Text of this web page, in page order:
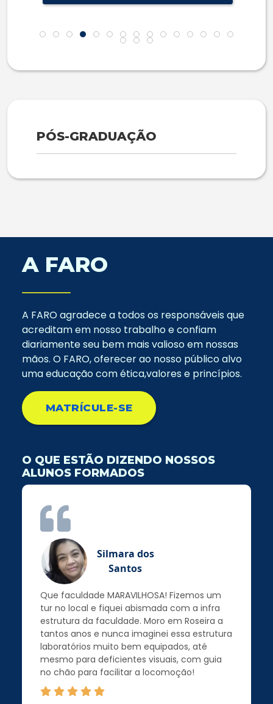
PÓS-GRADUAÇÃO
A FARO
A FARO agradece a todos os responsáveis que
acreditam em nosso trabalho e confiam
diariamente seu bem mais valioso em nossas
mãos. O FARO, oferecer ao nosso público alvo
uma educação com ética,valores e princípios.
MATRÍCULE-SE
O QUE ESTÃO DIZENDO NOSSOS
ALUNOS FORMADOS
Silmara dos
Santos
Que faculdade MARAVILHOSA! Fizemos um
tur no local e fiquei abismada com a infra
estrutura da faculdade. Moro em Roseira a
tantos anos e nunca imaginei essa estrutura
laboratórios muito bem equipados, até
mesmo para deficientes visuais, com guia
no chão para facilitar a locomoção!